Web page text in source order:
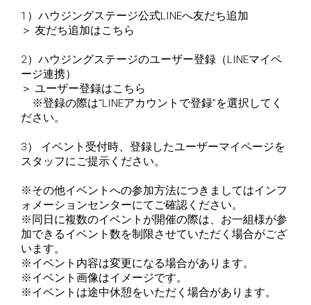
1）ハウジングステージ公式LINEへ友だち追加
＞ 友だち追加はこちら
2）ハウジングステージのユーザー登録（LINEマイペ
ージ連携）
＞ ユーザー登録はこちら
※登録の際は“LINEアカウントで登録”を選択してく
ださい。
3） イベント受付時、登録したユーザーマイページを
スタッフにご提示ください。
※その他イベントへの参加方法につきましてはインフ
ォメーションセンターにてご確認ください。
※同日に複数のイベントが開催の際は、お一組様が参
加できるイベント数を制限させていただく場合がござ
います。
※イベント内容は変更になる場合があります。
※イベント画像はイメージです。
※イベントは途中休憩をいただく場合があります。